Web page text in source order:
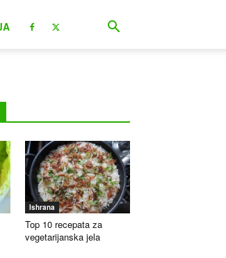
Ishrana
Top 10 recepata za
vegetarijanska jela